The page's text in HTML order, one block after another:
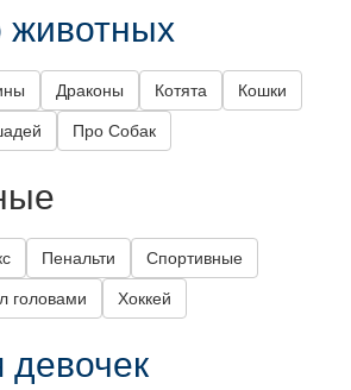
Драконы Котята Кошки
Про Собак
Пенальти Спортивные
головами Хоккей